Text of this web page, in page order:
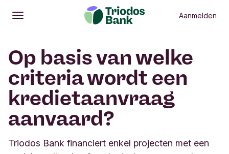
Openen
Hoofdmenu Aanmelden
Op basis van welke
criteria wordt een
kredietaanvraag
aanvaard?
Triodos Bank financiert enkel projecten met een